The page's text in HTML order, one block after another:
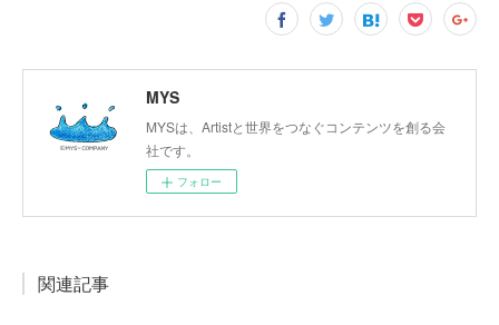
MYS
MYSは、Artistと世界をつなぐコンテンツを創る会
社です。
フォロー
関連記事